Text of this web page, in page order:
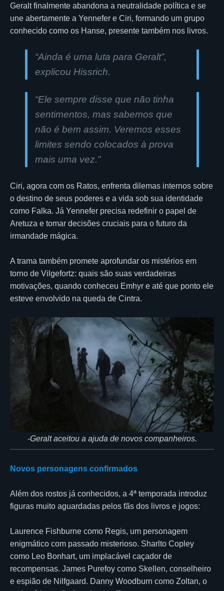
Geralt finalmente abandona a neutralidade política e se
une abertamente a Yennefer e Ciri, formando um grupo
conhecido como os Hanse, presente também nos livros.
“Ainda é uma luta para Geralt”,
explicou Hissrich.
“Ele sempre disse que não tinha
sentimentos, mas sabemos que
não é bem assim. Veremos esses
limites sendo colocados à prova
mais uma vez.”
Ciri, agora com os Ratos, enfrenta dilemas internos sobre
o destino de seus poderes e a vida sob sua identidade
como Falka. Já Yennefer precisa redefinir o papel de
Aretuza e tomar decisões cruciais para o futuro da
irmandade mágica.
A trama também promete aprofundar os mistérios em
torno de Vilgefortz: quais são suas verdadeiras
motivações, quando conheceu Emhyr e até que ponto ele
esteve envolvido na queda de Cintra.
-Geralt aceitou a ajuda de novos companheiros.
Novos personagens confirmados
Além dos rostos já conhecidos, a 4ª temporada introduz
figuras muito aguardadas pelos fãs dos livros e jogos:
Laurence Fishburne como Regis, um personagem
enigmático com passado misterioso. Sharlto Copley
como Leo Bonhart, um implacável caçador de
recompensas. James Purefoy como Skellen, conselheiro
e espião de Nilfgaard. Danny Woodburn como Zoltan, o